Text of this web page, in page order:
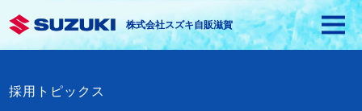
株式会社スズキ自販滋賀
採用トピックス